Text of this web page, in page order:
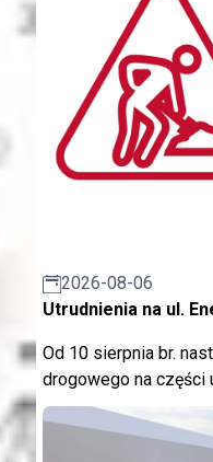
2026-08-06
Utrudnienia na ul.
Od 10 sierpnia br.
drogowego na części